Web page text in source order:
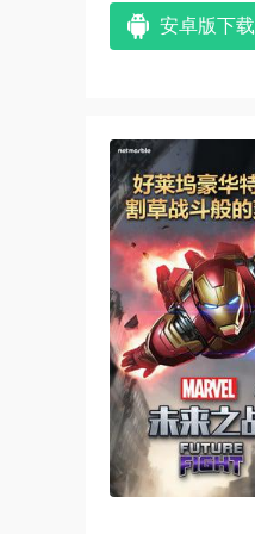
安卓版下载